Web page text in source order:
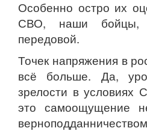
Особенно остро их
СВО, наши бойцы,
передовой.
Точек напряжения в
всё больше. Да,
зрелости в
это самоощущение